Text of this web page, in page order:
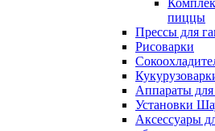
пиццы
Прессы для
Рисоварки
Аппараты для
Установки
Аксессуары